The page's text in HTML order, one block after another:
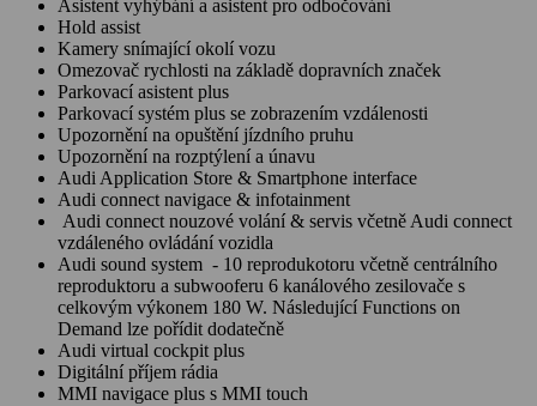
Asistent vyhýbání a asistent pro odbočování
Hold assist
Kamery snímající okolí vozu
Omezovač rychlosti na základě dopravních značek
Parkovací asistent plus
Parkovací systém plus se zobrazením vzdálenosti
Upozornění na opuštění jízdního pruhu
Upozornění na rozptýlení a únavu
Audi Application Store & Smartphone interface
Audi connect navigace & infotainment
Audi connect nouzové volání & servis včetně Audi connect
vzdáleného ovládání vozidla
Audi sound system - 10 reprodukotoru včetně centrálního
reproduktoru a subwooferu 6 kanálového zesilovače s
celkovým výkonem 180 W. Následující Functions on
Demand lze pořídit dodatečně
Audi virtual cockpit plus
Digitální příjem rádia
MMI navigace plus s MMI touch